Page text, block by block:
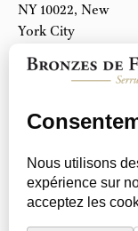
NY 10022, New
York City
Atelier
61800 Tinchebray |